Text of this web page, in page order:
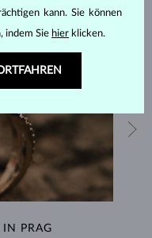
IN PRAG
kann. Sie können
indem Sie hier klicken.